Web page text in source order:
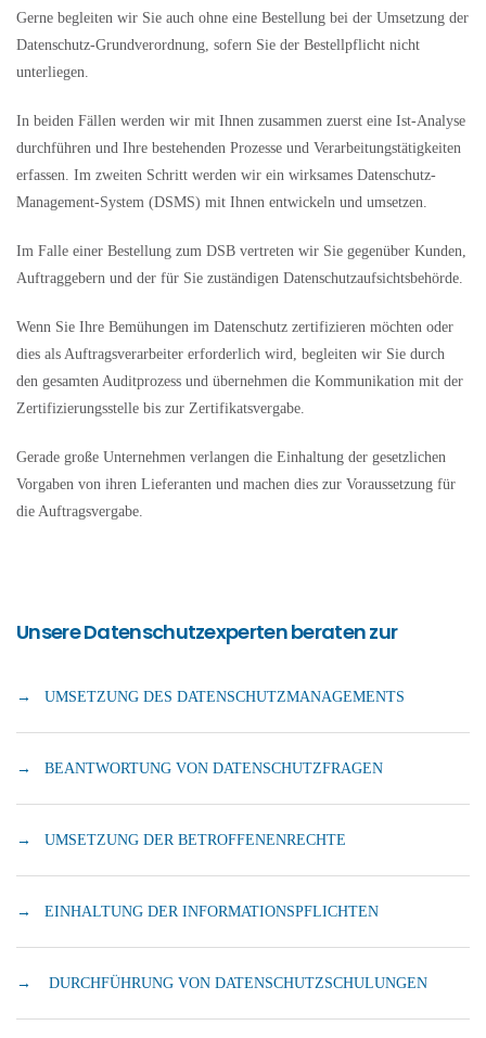
Gerne begleiten wir Sie auch ohne eine Bestellung bei der Umsetzung der
Datenschutz-Grundverordnung, sofern Sie der Bestellpflicht nicht
unterliegen.
In beiden Fällen werden wir mit Ihnen zusammen zuerst eine Ist-Analyse
durchführen und Ihre bestehenden Prozesse und Verarbeitungstätigkeiten
erfassen. Im zweiten Schritt werden wir ein wirksames Datenschutz-
Management-System (DSMS) mit Ihnen entwickeln und umsetzen.
Im Falle einer Bestellung zum DSB vertreten wir Sie gegenüber Kunden,
Auftraggebern und der für Sie zuständigen Datenschutzaufsichtsbehörde.
Wenn Sie Ihre Bemühungen im Datenschutz zertifizieren möchten oder
dies als Auftragsverarbeiter erforderlich wird, begleiten wir Sie durch
den gesamten Auditprozess und übernehmen die Kommunikation mit der
Zertifizierungsstelle bis zur Zertifikatsvergabe.
Gerade große Unternehmen verlangen die Einhaltung der gesetzlichen
Vorgaben von ihren Lieferanten und machen dies zur Voraussetzung für
die Auftragsvergabe.
Unsere Datenschutzexperten beraten zur
→ UMSETZUNG DES DATENSCHUTZMANAGEMENTS
→ BEANTWORTUNG VON DATENSCHUTZFRAGEN
→ UMSETZUNG DER BETROFFENENRECHTE
→ EINHALTUNG DER INFORMATIONS­PFLICHTEN
→ DURCHFÜHRUNG VON DATENSCHUTZSCHULUNGEN